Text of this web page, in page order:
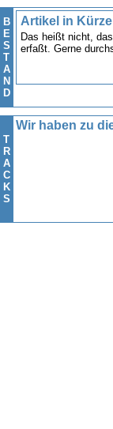
B
E
S
T
A
N
D
Artikel in
Das heißt nicht,
erfaßt. Gerne
T
R
A
C
K
S
Wir haben zu